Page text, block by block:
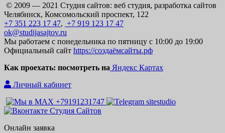
© 2009 — 2021 Студия сайтов: веб студия, разработка сайтов
Челябинск, Комсомольский проспект, 122
+7 351 223 17 47, +7 919 123 17 47
ok@studijasajtov.ru
Мы работаем с понедельника по пятницу с 10:00 до 19:00
Официальный сайт https://создаёмсайты.рф
Как проехать: посмотреть на Яндекс Картах
Личный кабинет
Онлайн заявка